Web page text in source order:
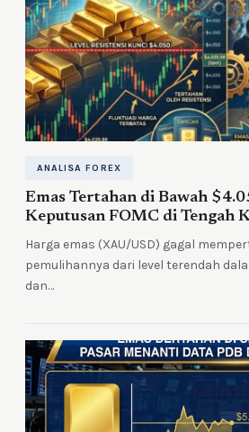
ANALISA FOREX
Emas Tertahan di Bawah
Keputusan FOMC di Tengah
Harga emas (XAU/USD) gagal
pemulihannya dari level terendah
dan…